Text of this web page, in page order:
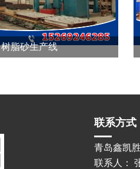
树脂砂生产线
联系方式
青岛鑫凯
联系人：